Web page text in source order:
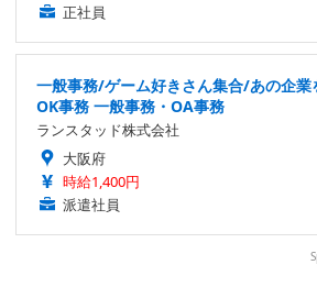
正社員
一般事務/ゲーム好きさん集合/あの企業
OK事務 一般事務・OA事務
ランスタッド株式会社
大阪府
時給1,400円
派遣社員